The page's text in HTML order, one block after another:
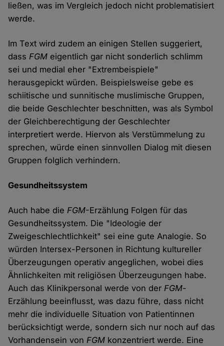
ließen, was im Vergleich jedoch nicht problematisiert
werde.
Im Text wird zudem an einigen Stellen suggeriert,
dassFGM eigentlich gar nicht sonderlich schlimm
sei und medial eher "Extrembeispiele"
herausgepickt würden. Beispielsweise gebe es
schiitische und sunnitische muslimische Gruppen,
die beide Geschlechter beschnitten, was als Symbol
der Gleichberechtigung der Geschlechter
interpretiert werde. Hiervon als Verstümmelung zu
sprechen, würde einen sinnvollen Dialog mit diesen
Gruppen folglich verhindern.
Gesundheitssystem
Auch habe dieFGM-Erzählung Folgen für das
Gesundheitssystem. Die "Ideologie der
Zweigeschlechtlichkeit" sei eine gute Analogie. So
würden Intersex-Personen in Richtung kultureller
Überzeugungen operativ angeglichen, wobei dies
Ähnlichkeiten mit religiösen Überzeugungen habe.
Auch das Klinikpersonal werde von derFGM-
Erzählung beeinflusst, was dazu führe, dass nicht
mehr die individuelle Situation von Patientinnen
berücksichtigt werde, sondern sich nur noch auf das
Vorhandensein vonFGM konzentriert werde. Eine